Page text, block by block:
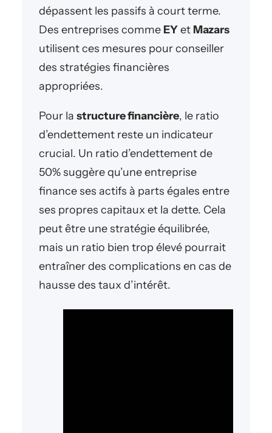
dépassent les passifs à court terme.
Des entreprises comme EYet Mazars
utilisent ces mesures pour conseiller
des stratégies financières
appropriées.
Pour la structure financière, le ratio
d’endettement reste un indicateur
crucial. Un ratio d’endettement de
50% suggère qu’une entreprise
finance ses actifs à parts égales entre
ses propres capitaux et la dette. Cela
peut être une stratégie équilibrée,
mais un ratio bien trop élevé pourrait
entraîner des complications en cas de
hausse des taux d’intérêt.